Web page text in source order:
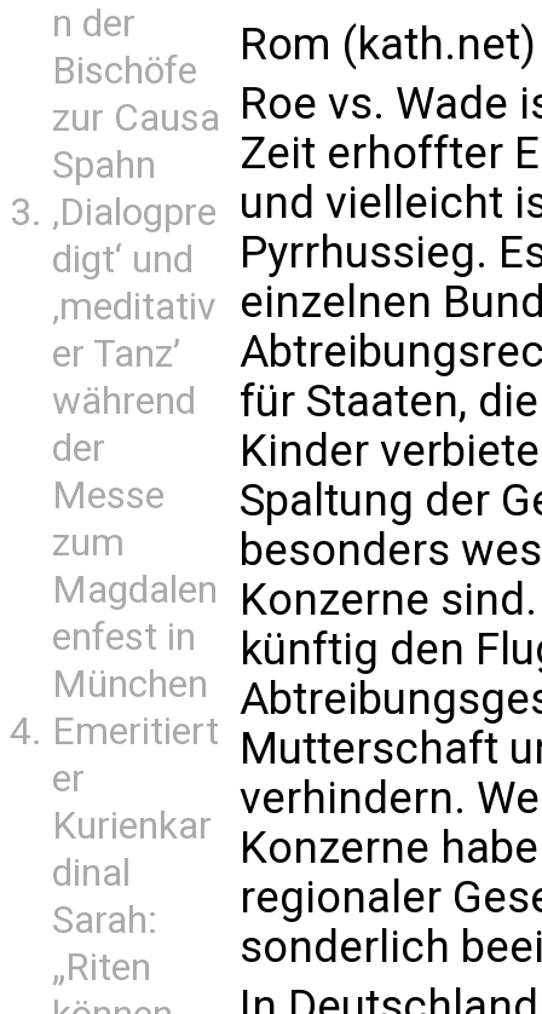
n der
Bischöfe
zur Causa
Spahn
‚Dialogpre
digt‘ und
‚meditativ
er Tanz’
während
der
Messe
zum
Magdalen
enfest in
München
Emeritiert
er
Kurienkar
dinal
Sarah:
„Riten
Rom (kath.net)
Roe vs. Wade
Zeit erhoffter
und vielleicht
Pyrrhussieg.
einzelnen
für Staaten,
Kinder
Spaltung der
besonders
Konzerne
künftig den
Mutterschaft
verhindern.
Konzerne
regionaler
sonderlich